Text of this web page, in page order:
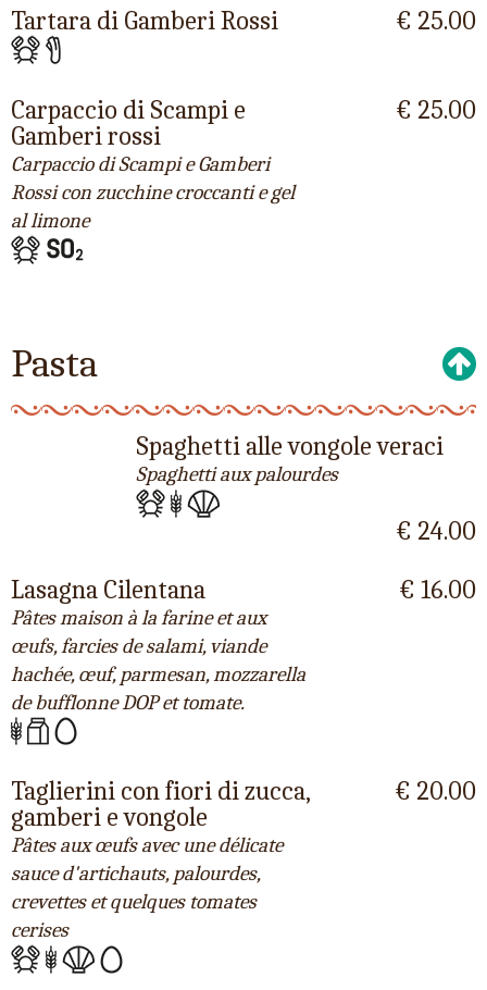
Tartara di Gamberi Rossi € 25.00
Carpaccio di Scampi e
Gamberi rossi
Carpaccio di Scampi e Gamberi
Rossi con zucchine croccanti e gel
al limone
€ 25.00
Pasta
Spaghetti alle vongole veraci
Spaghetti aux palourdes
€ 24.00
Lasagna Cilentana
Pâtes maison à la farine et aux
œufs, farcies de salami, viande
hachée, œuf, parmesan, mozzarella
de bufflonne DOP et tomate.
€ 16.00
Taglierini con fiori di zucca,
gamberi e vongole
Pâtes aux œufs avec une délicate
sauce d'artichauts, palourdes,
crevettes et quelques tomates
cerises
€ 20.00